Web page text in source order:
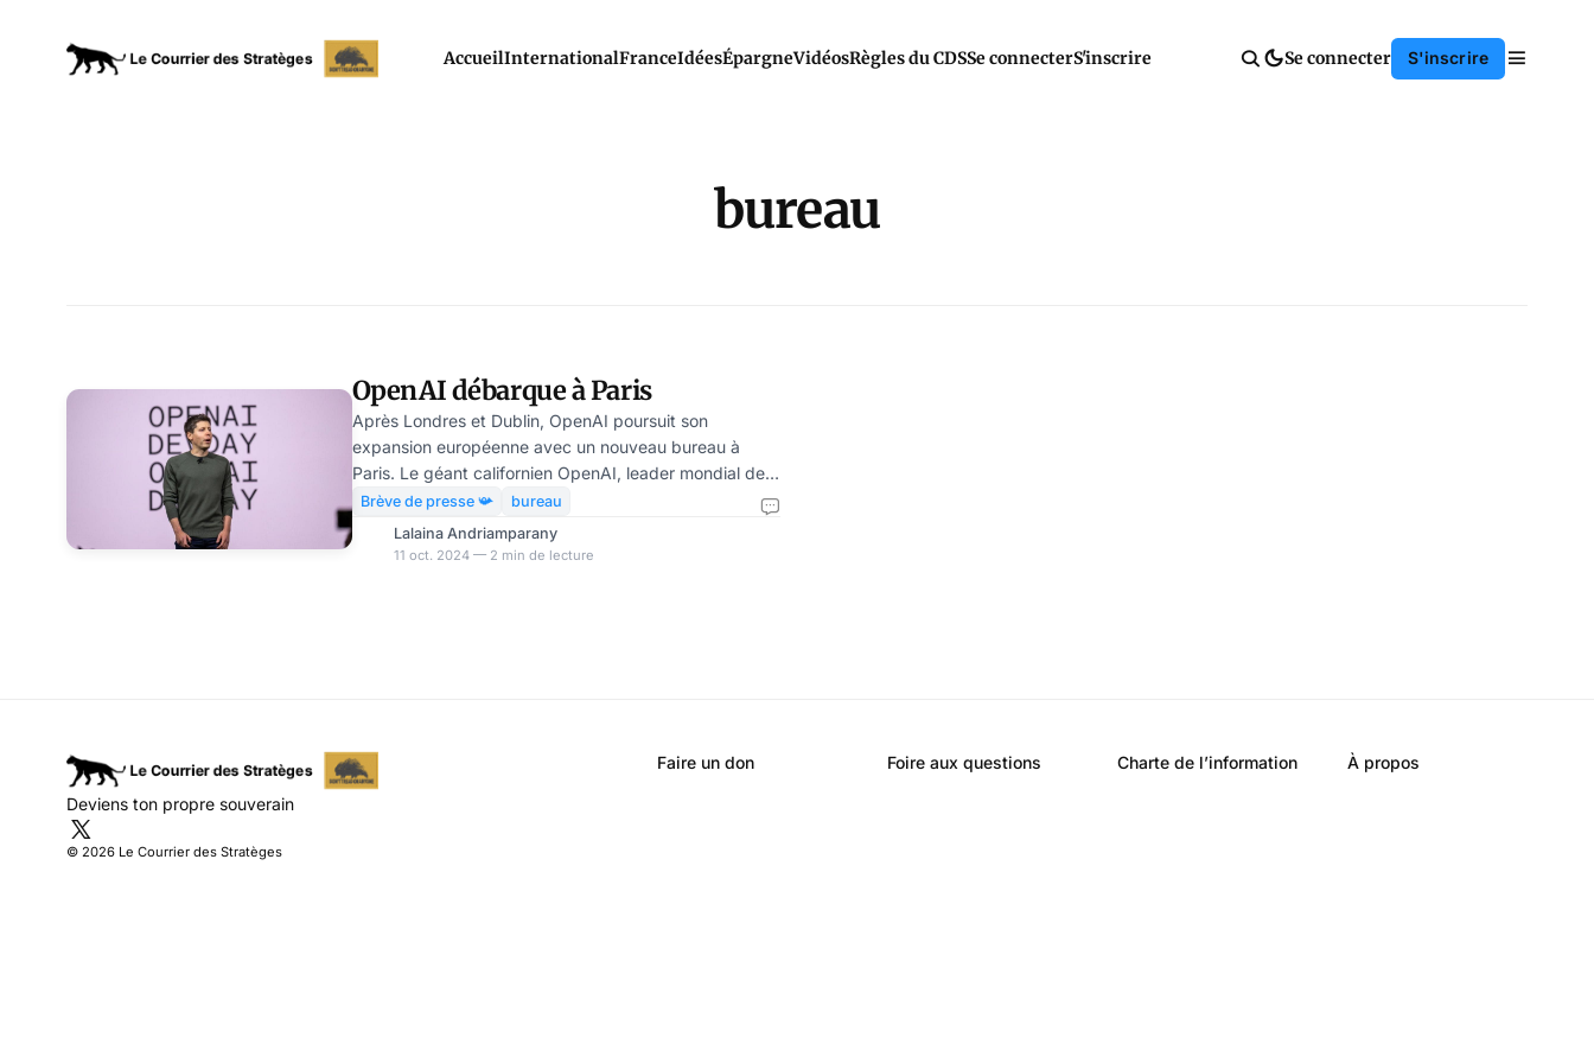
AccueilInternationalFranceIdéesÉpargneVidéosRègles du CDSSe connecterS'inscrire Se connecter S'inscrire
bureau
OpenAI débarque à Paris
Après Londres et Dublin, OpenAI poursuit son
expansion européenne avec un nouveau bureau à
Paris. Le géant californien OpenAI, leader mondial de
l’intelligence artificielle avec Chat GPT, a annoncé le
mercredi 9 octobre dernier l’ouverture d’un bureau à
Paris. Cette première implantation du géant de
Brève de presse 📯
bureau
Lalaina Andriamparany
11 oct. 2024 — 2 min de lecture
Deviens ton propre souverain
© 2026 Le Courrier des Stratèges
Faire un don Foire aux questions Charte de l’information À propos